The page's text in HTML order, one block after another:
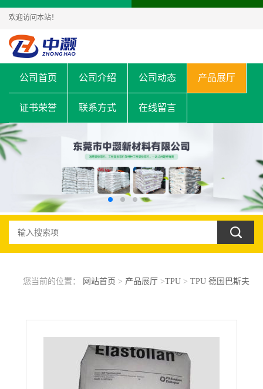
欢迎访问本站！
公司首页 公司介绍 公司动态 产品展厅
证书荣誉 联系方式 在线留言
您当前的位置： 网站首页 > 产品展厅>TPU> TPU 德国巴斯夫